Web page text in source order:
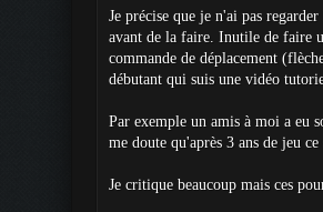
Je précise que je n'ai pas
avant de la faire. Inutile de faire
commande de déplacement
débutant qui suis une vidéo
Par exemple un amis à moi a eu
me doute qu'après 3 ans de jeu
Je critique beaucoup mais ces